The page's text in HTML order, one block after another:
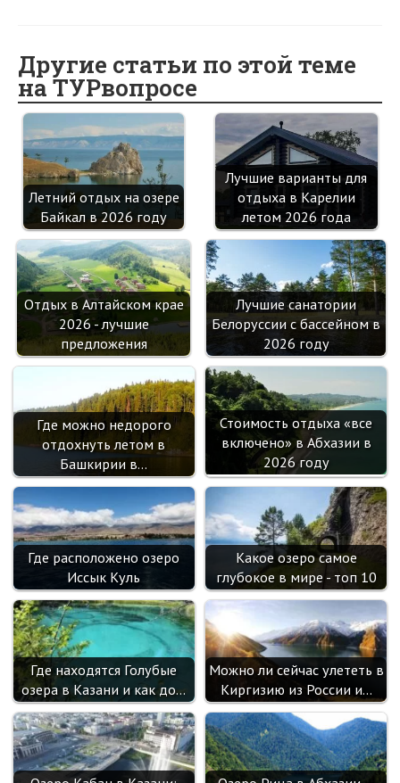
o
o
k
o
kl
as
sn
ik
er dI
n
es
t
a
m
Другие статьи по этой теме
на ТУРвопросе
Летний отдых на озере
Байкал в 2026 году
Лучшие варианты для
отдыха в Карелии
летом 2026 года
Отдых в Алтайском крае
2026 - лучшие
предложения
Лучшие санатории
Белоруссии с бассейном в
2026 году
Где можно недорого
отдохнуть летом в
Башкирии в…
Стоимость отдыха «все
включено» в Абхазии в
2026 году
Где расположено озеро
Иссык Куль
Какое озеро самое
глубокое в мире - топ 10
Где находятся Голубые
озера в Казани и как до…
Можно ли сейчас улететь в
Киргизию из России и…